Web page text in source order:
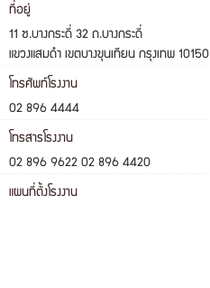
ที่อยู่
11 ซ.บางกระดี่ 32 ถ.บางกระดี่
แขวงแสมดำ เขตบางขุนเทียน กรุงเทพ 10150
โทรศัพท์โรงงาน
02 896 4444
โทรสารโรงงาน
02 896 9622 02 896 4420
แผนที่ตั้งโรงงาน